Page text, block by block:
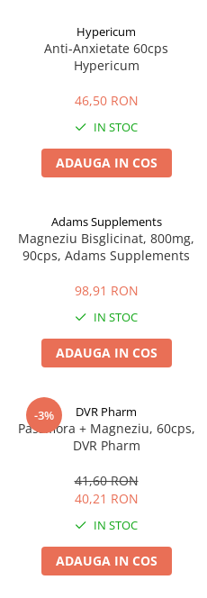
Hypericum
Anti-Anxietate 60cps
Hypericum
46,50 RON
IN STOC
ADAUGA IN COS
Adams Supplements
Magneziu Bisglicinat, 800mg,
90cps, Adams Supplements
98,91 RON
IN STOC
ADAUGA IN COS
-3% DVR Pharm
Passiflora + Magneziu, 60cps,
DVR Pharm
41,60 RON
40,21 RON
IN STOC
ADAUGA IN COS